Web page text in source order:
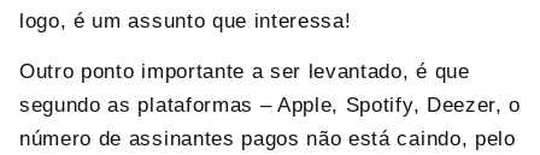
logo, é um assunto que interessa!
Outro ponto importante a ser levantado, é que
segundo as plataformas – Apple, Spotify, Deezer, o
número de assinantes pagos não está caindo, pelo